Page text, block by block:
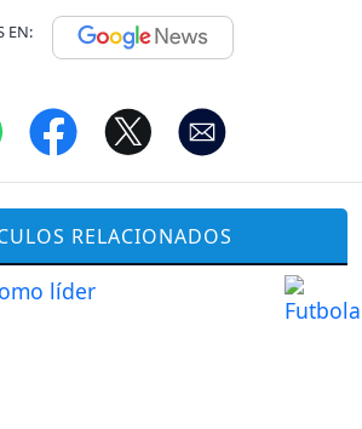
EN:
RELACIONADOS